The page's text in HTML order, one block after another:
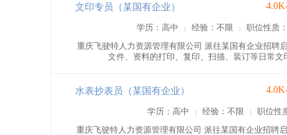
文印专员（某国有企业）
学历：高中 | 经验：不限 | 职位性质
重庆飞驶特人力资源管理有限公司 派往某国有企业招聘
文件、资料的打印、复印、扫描、装订等日常
水表抄表员（某国有企业）
学历：高中 | 经验：不限 | 职位性
重庆飞驶特人力资源管理有限公司 派往某国有企业招聘